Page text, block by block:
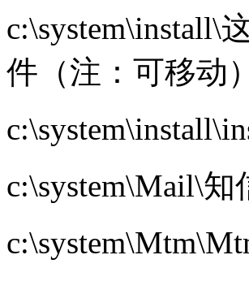
c:\system\install\
件（注：可移动）
c:\system\Mail\